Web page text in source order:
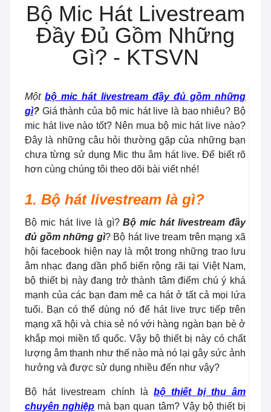
Bộ Mic Hát Livestream
Đầy Đủ Gồm Những
Gì? - KTSVN
Một bộ mic hát livestream đầy đủ gồm những
gì? Giá thành của bộ mic hát live là bao nhiêu? Bộ
mic hát live nào tốt? Nên mua bộ mic hát live nào?
Đây là những câu hỏi thường gặp của những bạn
chưa từng sử dụng Mic thu âm hát live. Để biết rõ
hơn cùng chúng tôi theo dõi bài viết nhé!
1. Bộ hát livestream là gì?
Bộ mic hát live là gì?Bộ mic hát livestream đầy
đủ gồm những gì? Bộ hát live tream trên mạng xã
hội facebook hiện nay là một trong những trao lưu
âm nhạc đang dần phổ biến rộng rãi tại Việt Nam,
bộ thiết bị này đang trở thành tâm điểm chú ý khá
mạnh của các bạn đam mê ca hát ở tất cả mọi lứa
tuổi. Bạn có thể dùng nó để hát live trực tiếp trên
mạng xã hội và chia sẻ nó với hàng ngàn bạn bè ở
khắp mọi miền tổ quốc. Vậy bộ thiết bị này có chất
lượng âm thanh như thế nào mà nó lại gây sức ảnh
hưởng và được sử dụng nhiều đến như vậy?
Bộ hát livestream chính làbộ thiết bị thu âm
chuyên nghiệp mà bạn quan tâm? Vậy bộ thiết bị